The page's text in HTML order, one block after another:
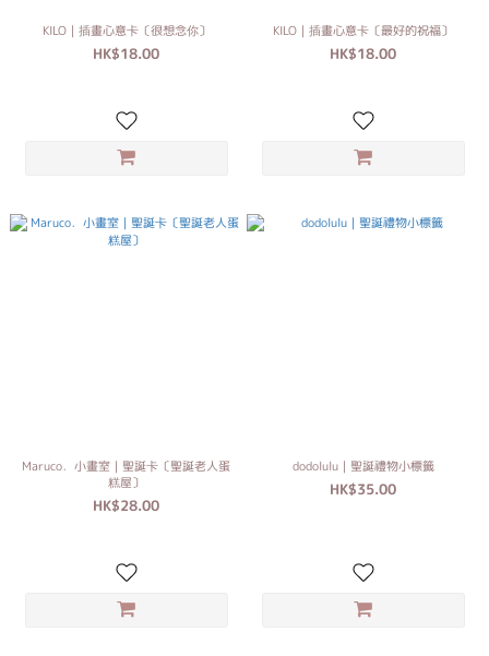
KILO｜插畫心意卡〔很想念你〕
HK$18.00
KILO｜插畫心意卡〔最好的祝福〕
HK$18.00
Maruco．小畫室｜聖誕卡〔聖誕老人蛋
糕屋〕
HK$28.00
dodolulu｜聖誕禮物小標籤
HK$35.00